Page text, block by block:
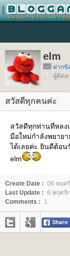
elm
ฝากข้
ผู้ติดต
สวัสดีทุกคนค่ะ
สวัสดีทุกท่านที่หลง
มือใหม่กำลังพยาย
ได้เลยค่ะ ยินดีต้อน
elm
Create Date : 06 พฤศ
Last Update : 6 พฤศจิ
Comments :
1